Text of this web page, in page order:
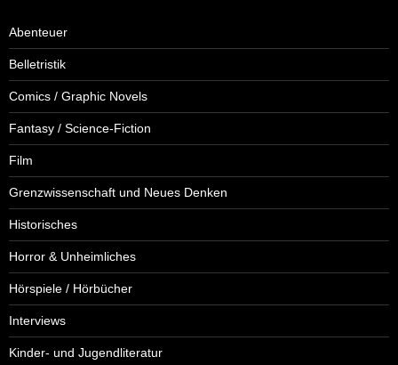
Abenteuer
Belletristik
Comics / Graphic Novels
Fantasy / Science-Fiction
Film
Grenzwissenschaft und Neues Denken
Historisches
Horror & Unheimliches
Hörspiele / Hörbücher
Interviews
Kinder- und Jugendliteratur